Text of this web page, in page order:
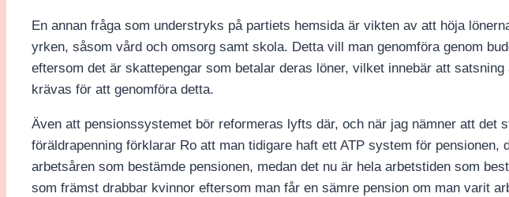
En annan fråga som understryks på partiets hemsida är vikten av att höja
yrken, såsom vård och omsorg samt skola. Detta vill man genomföra genom
eftersom det är skattepengar som betalar deras löner, vilket innebär att
krävas för att genomföra detta.
Även att pensionssystemet bör reformeras lyfts där, och när jag nämner att det
föräldrapenning förklarar Ro att man tidigare haft ett ATP system för pensionen,
arbetsåren som bestämde pensionen, medan det nu är hela arbetstiden som
som främst drabbar kvinnor eftersom man får en sämre pension om man varit